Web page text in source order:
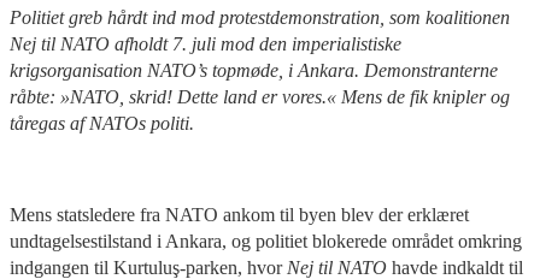
Politiet greb hårdt ind mod protestdemonstration, som koalitionen
Nej til NATO afholdt 7. juli mod den imperialistiske
krigsorganisation NATO’s topmøde, i Ankara. Demonstranterne
råbte: »NATO, skrid! Dette land er vores.« Mens de fik knipler og
tåregas af NATOs politi.
Mens statsledere fra NATO ankom til byen blev der erklæret
undtagelsestilstand i Ankara, og politiet blokerede området omkring
indgangen til Kurtuluş-parken, hvor Nej til NATO havde indkaldt til